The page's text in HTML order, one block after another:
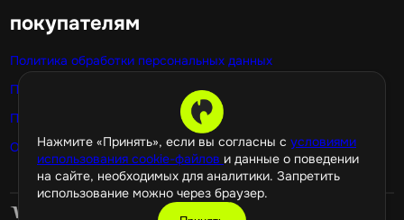
Нажмите «Принять», если вы согласны с условиями
использования cookie-файлов и данные о поведении
на сайте, необходимых для аналитики. Запретить
использование можно через браузер.
покупателям
Политика обработки персональных данных
Публичная оферта
Политика использования cookie
Оптовые покупки